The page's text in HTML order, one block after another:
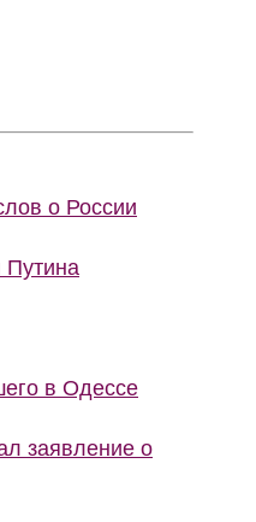
о России
Путина
в Одессе
заявление о